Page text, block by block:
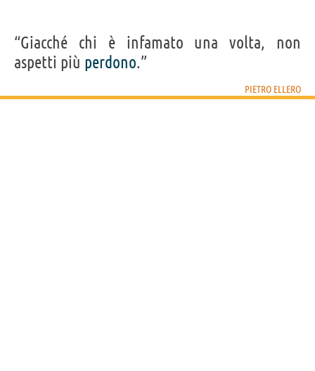
“Giacché chi è infamato una volta, non
aspetti più perdono.”
PIETRO ELLERO